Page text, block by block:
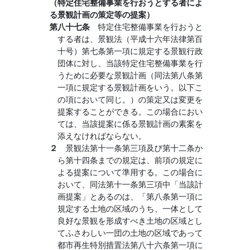
る景観計画の策定等の提案）
第八十七条 特定住宅整備事業を行おうと
する者は、景観法（平成十六年法律第百
十号）第七条第一項に規定する景観行政
団体に対し、当該特定住宅整備事業を行
うために必要な景観計画（同法第八条第
一項に規定する景観計画をいう。以下こ
の項において同じ。）の策定又は変更を
提案することができる。この場合におい
ては、当該提案に係る景観計画の素案を
添えなければならない。
２ 景観法第十一条第三項及び第十二条か
ら第十四条までの規定は、前項の規定に
よる提案について準用する。この場合に
おいて、同法第十一条第三項中「当該計
画提案」とあるのは、「第八条第一項に
規定する土地の区域のうち、一体として
良好な景観を形成すべき土地の区域とし
てふさわしい一団の土地の区域であって
都市再生特別措置法第八十六条第一項に